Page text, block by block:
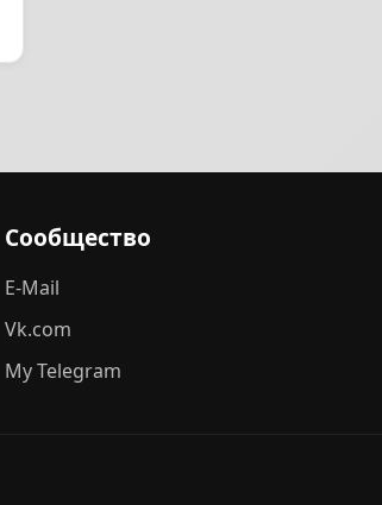
Сообщество
E-Mail
Vk.com
My Telegram